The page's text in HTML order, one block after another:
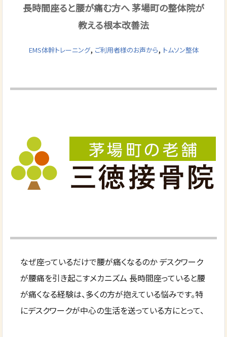
長時間座ると腰が痛む方へ 茅場町の整体院が
教える根本改善法
EMS体幹トレーニング, ご利用者様のお声から, トムソン整体
なぜ座っているだけで腰が痛くなるのか デスクワーク
が腰痛を引き起こすメカニズム 長時間座っていると腰
が痛くなる経験は、多くの方が抱えている悩みです。特
にデスクワークが中心の生活を送っている方にとって、